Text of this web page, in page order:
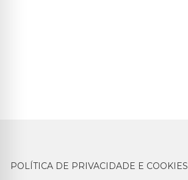
POLÍTICA DE PRIVACIDADE E COOKIES